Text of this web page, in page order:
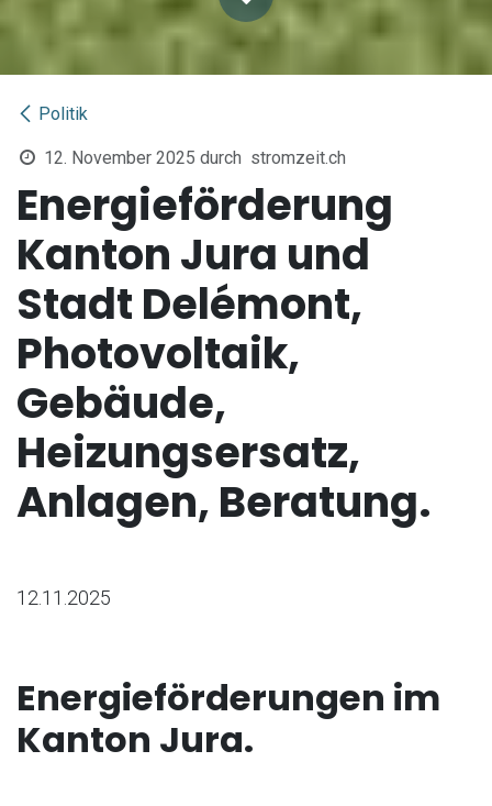
Politik
12. November 2025 durch stromzeit.ch
Energieförderung
Kanton Jura und
Stadt Delémont,
Photovoltaik,
Gebäude,
Heizungsersatz,
Anlagen, Beratung.
12.11.2025
Energieförderungen im
Kanton Jura.